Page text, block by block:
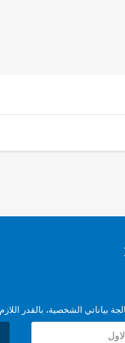
بياناتي الشخصية، بالقدر